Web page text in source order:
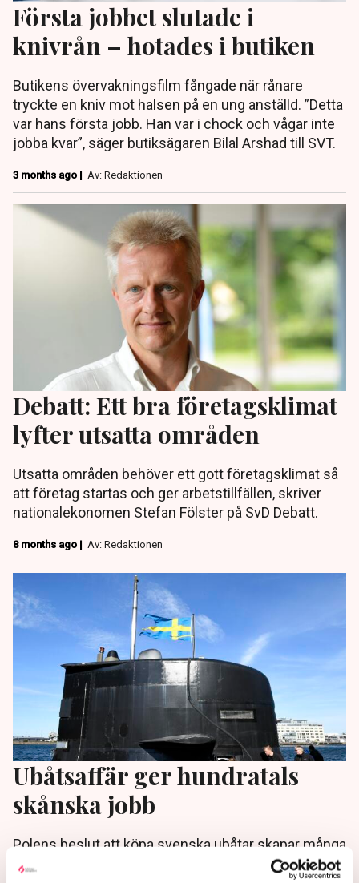
Första jobbet slutade i
knivrån – hotades i butiken
Butikens övervakningsfilm fångade när rånare
tryckte en kniv mot halsen på en ung anställd. ”Detta
var hans första jobb. Han var i chock och vågar inte
jobba kvar”, säger butiksägaren Bilal Arshad till SVT.
3 months ago | Av: Redaktionen
Debatt: Ett bra företagsklimat
lyfter utsatta områden
Utsatta områden behöver ett gott företagsklimat så
att företag startas och ger arbetstillfällen, skriver
nationalekonomen Stefan Fölster på SvD Debatt.
8 months ago | Av: Redaktionen
Ubåtsaffär ger hundratals
skånska jobb
Polens beslut att köpa svenska ubåtar skapar många
nya arbetstillfällen i Lund och Landskrona. ”Vi